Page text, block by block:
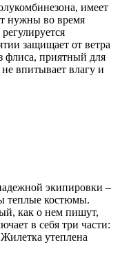
имеет
нужны во время
защищает от ветра
флиса, приятный для
впитывает влагу и
экипировки –
теплые костюмы.
как о нем пишут,
в себя три части:
утеплена